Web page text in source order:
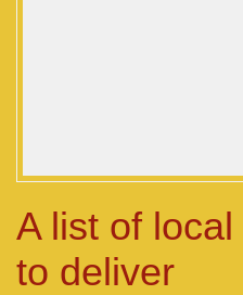
A list of
to deliver